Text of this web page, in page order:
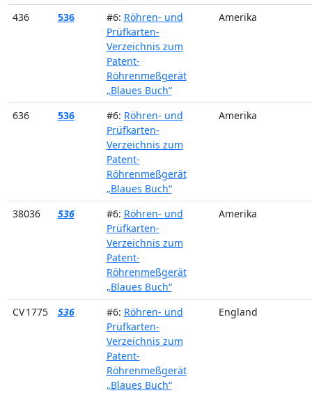
436 536 #6: Röhren- und
Prüfkarten-
Verzeichnis zum
Patent-
Röhrenmeßgerät
„Blaues Buch“
Amerika
636 536 #6: Röhren- und
Prüfkarten-
Verzeichnis zum
Patent-
Röhrenmeßgerät
„Blaues Buch“
Amerika
38036 536 #6: Röhren- und
Prüfkarten-
Verzeichnis zum
Patent-
Röhrenmeßgerät
„Blaues Buch“
Amerika
CV 1775 536 #6: Röhren- und
Prüfkarten-
Verzeichnis zum
Patent-
Röhrenmeßgerät
„Blaues Buch“
England